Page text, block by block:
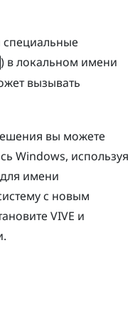
специальные
) в локальном имени
вызывать
вы можете
Windows, используя
имени
с новым
VIVE и